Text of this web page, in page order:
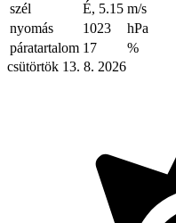
szél
É, 5.15 m/s
nyomás
1023
hPa
páratartalom 17
%
csütörtök 13. 8. 2026